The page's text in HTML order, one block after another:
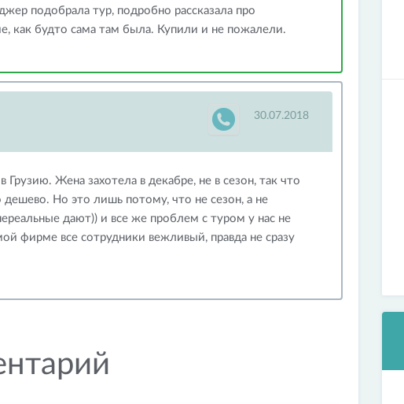
подобрала тур, подробно рассказала про
как будто сама там была. Купили и не пожалели.
30.07.2018
Жена захотела в декабре, не в сезон, так что
Но это лишь потому, что не сезон, а не
дают)) и все же проблем с туром у нас не
фирме все сотрудники вежливый, правда не сразу